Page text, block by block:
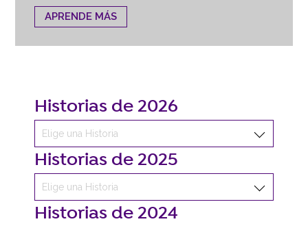
APRENDE MÁS
Historias de 2026
Historias de 2025
Historias de 2024